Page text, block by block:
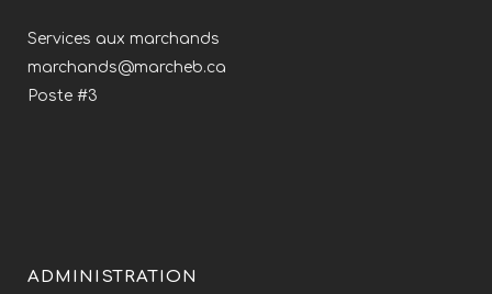
Services aux marchands
marchands@marcheb.ca
Poste #3
ADMINISTRATION